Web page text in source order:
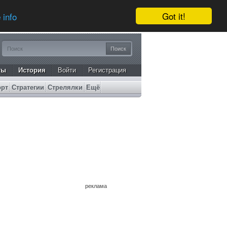
Got it!
info
История Войти Регистрация
Стратегии Стрелялки Ещё
реклама